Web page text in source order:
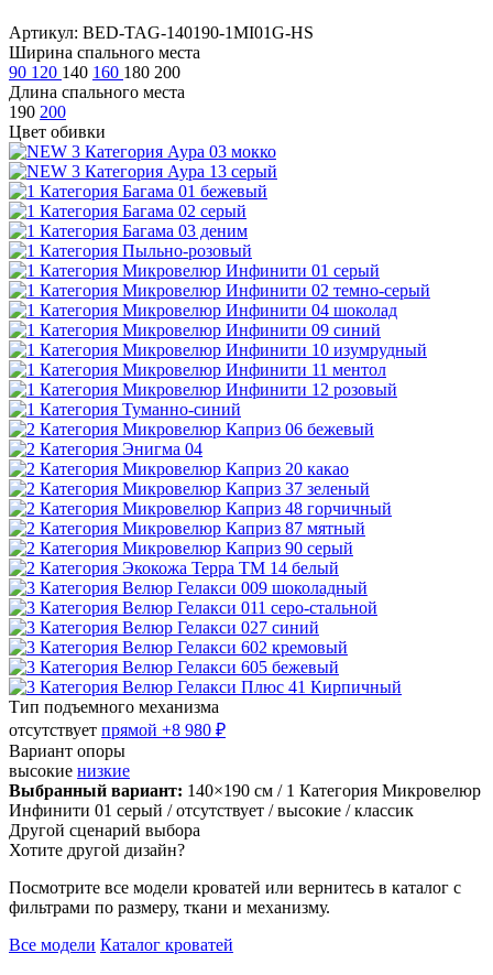
Артикул: BED-TAG-140190-1MI01G-HS
Ширина спального места
90 120 140 160 180 200
Длина спального места
190 200
Цвет обивки
Тип подъемного механизма
отсутствует прямой +8 980 ₽
Вариант опоры
высокие низкие
Выбранный вариант: 140×190 см / 1 Категория Микровелюр
Инфинити 01 серый / отсутствует / высокие / классик
Другой сценарий выбора
Хотите другой дизайн?
Посмотрите все модели кроватей или вернитесь в каталог с
фильтрами по размеру, ткани и механизму.
Все модели Каталог кроватей